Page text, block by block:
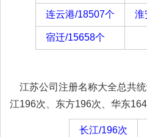
连云港/18507个 淮
宿迁/15658个
江苏公司注册名称大全总共
江196次、东方196次、华东
长江/196次